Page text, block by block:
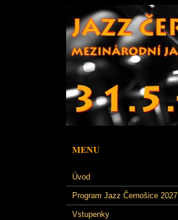
MENU
Úvod
Program Jazz Černošice 2027
Vstupenky